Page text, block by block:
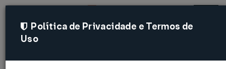
Acessar
Política de Privacidade e Termos de
Uso